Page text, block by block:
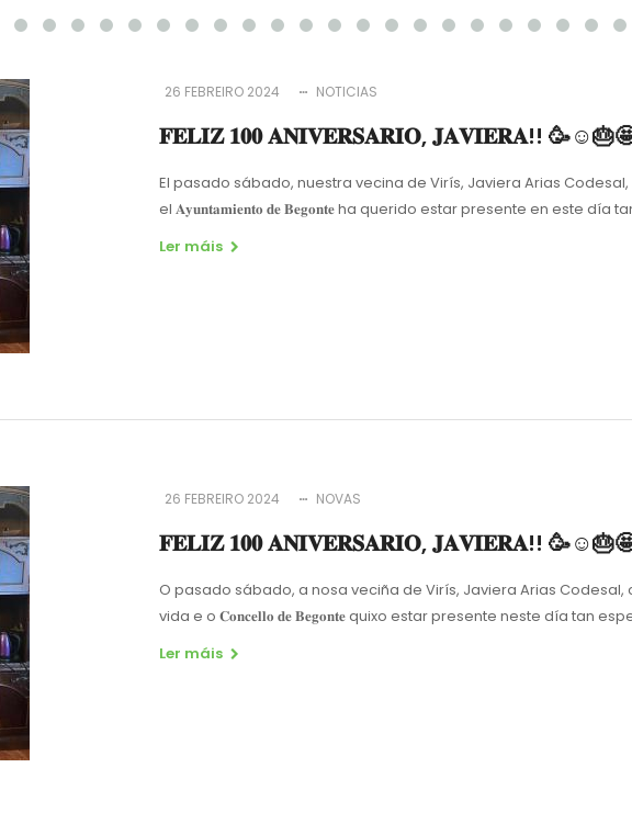
26 FEBREIRO 2024 NOTICIAS
𝐅𝐄𝐋𝐈𝐙 𝟏𝟎𝟎 𝐀𝐍𝐈𝐕𝐄𝐑𝐒𝐀𝐑𝐈𝐎, 𝐉𝐀𝐕𝐈𝐄𝐑𝐀!!
El pasado sábado, nuestra vecina de Virís, Javiera Arias
el 𝐀𝐲𝐮𝐧𝐭𝐚𝐦𝐢𝐞𝐧𝐭𝐨 𝐝𝐞 𝐁𝐞𝐠𝐨𝐧𝐭𝐞 ha querido estar presente en este día
Ler máis
26 FEBREIRO 2024 NOVAS
𝐅𝐄𝐋𝐈𝐙 𝟏𝟎𝟎 𝐀𝐍𝐈𝐕𝐄𝐑𝐒𝐀𝐑𝐈𝐎, 𝐉𝐀𝐕𝐈𝐄𝐑𝐀!!
O pasado sábado, a nosa veciña de Virís, Javiera Arias
vida e o 𝐂𝐨𝐧𝐜𝐞𝐥𝐥𝐨 𝐝𝐞 𝐁𝐞𝐠𝐨𝐧𝐭𝐞 quixo estar presente neste día tan
Ler máis